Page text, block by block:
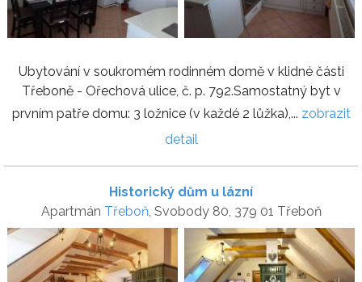
Ubytování v soukromém rodinném domě v klidné části
Třeboně - Ořechová ulice, č. p. 792.Samostatný byt v
prvním patře domu: 3 ložnice (v každé 2 lůžka),... zobrazit
detail
Historický dům u lázní
Apartmán Třeboň, Svobody 80, 379 01 Třeboň